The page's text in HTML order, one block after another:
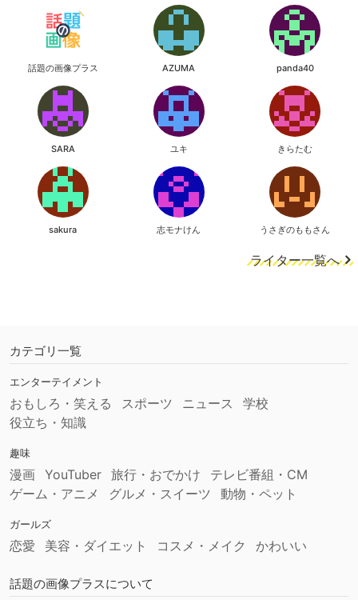
話題の画像プラス AZUMA panda40
SARA ユキ きらたむ
sakura 志モナけん うさぎのももさん
ライター一覧へ
カテゴリ一覧
エンターテイメント
おもしろ・笑える スポーツ ニュース
学校
役立ち・知識
趣味
漫画 YouTuber 旅行・おでかけ
テレビ番組・CM
ゲーム・アニメ
グルメ・スイーツ 動物・ペット
ガールズ
恋愛 美容・ダイエット コスメ・メイク かわいい
話題の画像プラスについて